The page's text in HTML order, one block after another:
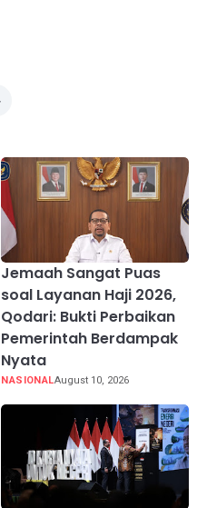
Jemaah Sangat Puas
soal Layanan Haji 2026,
Qodari: Bukti Perbaikan
Pemerintah Berdampak
Nyata
NASIONALAugust 10, 2026